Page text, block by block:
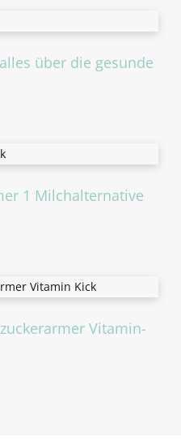
über die gesunde
1 Milchalternative
Vitamin-